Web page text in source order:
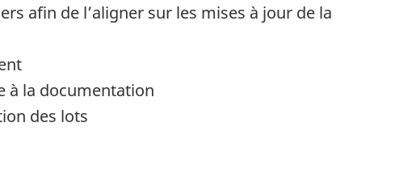
afin de l’aligner sur les mises à jour de la
à la documentation
des lots